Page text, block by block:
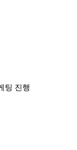
팅 진행